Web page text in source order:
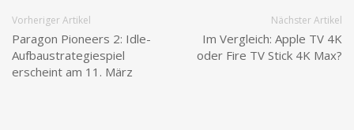
Vorheriger Artikel
Paragon Pioneers 2: Idle-
Aufbaustrategiespiel
erscheint am 11. März
Nächster Artikel
Im Vergleich: Apple TV 4K
oder Fire TV Stick 4K Max?